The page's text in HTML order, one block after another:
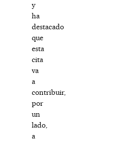
y
ha
destacado
que
esta
cita
va
a
contribuir,
por
un
lado,
a